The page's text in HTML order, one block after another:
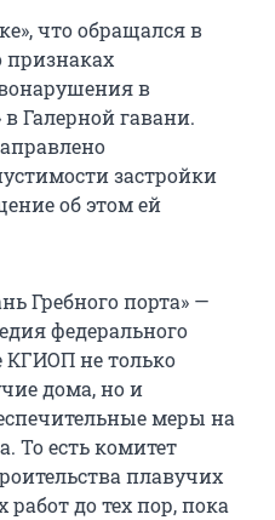
что обращался в
в
Галерной гавани.
застройки
об этом ей
Гребного порта» —
федерального
КГИОП не только
дома, но и
меры на
То есть комитет
плавучих
до тех пор, пока